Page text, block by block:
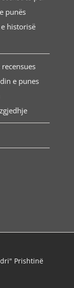
punës
historisë
e punes
Prishtinë